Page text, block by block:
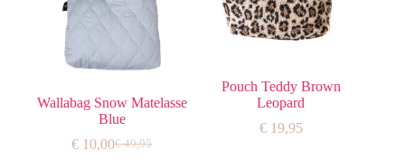
Wallabag Snow Matelasse
Blue
€49,95
Oorspronkelijke
€ 10,00Huidige
Pouch Teddy Brown
Leopard
€19,95